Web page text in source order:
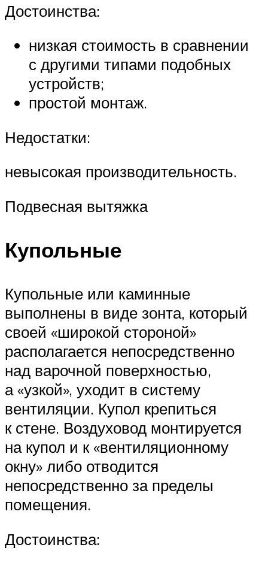
Достоинства:
низкая стоимость в сравнении
с другими типами подобных
устройств;
простой монтаж.
Недостатки:
невысокая производительность.
Подвесная вытяжка
Купольные
Купольные или каминные
выполнены в виде зонта, который
своей «широкой стороной»
располагается непосредственно
над варочной поверхностью,
а «узкой», уходит в систему
вентиляции. Купол крепиться
к стене. Воздуховод монтируется
на купол и к «вентиляционному
окну» либо отводится
непосредственно за пределы
помещения.
Достоинства: